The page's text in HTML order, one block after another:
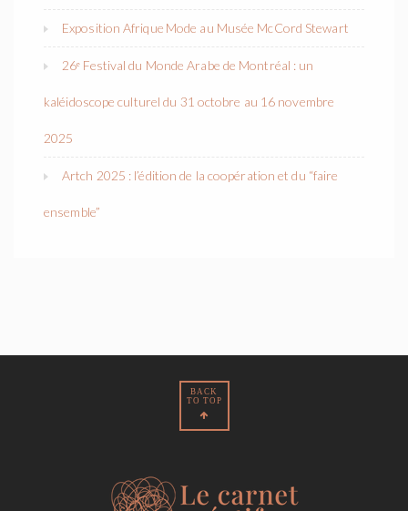
Exposition Afrique Mode au Musée McCord Stewart
26ᵉ Festival du Monde Arabe de Montréal : un
kaléidoscope culturel du 31 octobre au 16 novembre
2025
Artch 2025 : l’édition de la coopération et du “faire
ensemble”
BACK
TO TOP